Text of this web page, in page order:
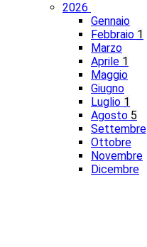
2026
Gennaio
Febbraio 1
Marzo
Aprile 1
Maggio
Giugno
Luglio 1
Agosto 5
Settembre
Ottobre
Novembre
Dicembre